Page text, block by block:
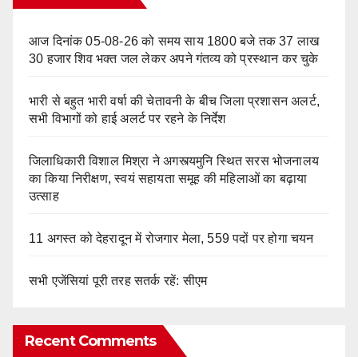
आज दिनांक 05-08-26 को समय साय 1800 बजे तक 37 लाख
30 हजार शिव भक्त जल लेकर अपने गंतव्य को प्रस्थान कर चुके
भारी से बहुत भारी वर्षा की चेतावनी के बीच जिला प्रशासन अलर्ट,
सभी विभागों को हाई अलर्ट पर रहने के निर्देश
जिलाधिकारी विशाल मिश्रा ने अगस्त्यमुनि स्थित सरस भोजनालय
का किया निरीक्षण, स्वयं सहायता समूह की महिलाओं का बढ़ाया
उत्साह
11 अगस्त को देहरादून में रोजगार मेला, 559 पदों पर होगा चयन
सभी एजेंसियां पूरी तरह सतर्क रहें: सीएम
Recent Comments